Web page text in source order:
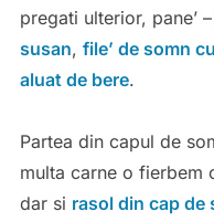
pregati ulterior, pane’ –
susan, file’ de somn
aluat de bere.
Partea din capul de
multa carne o fierbem
dar si rasol din cap de